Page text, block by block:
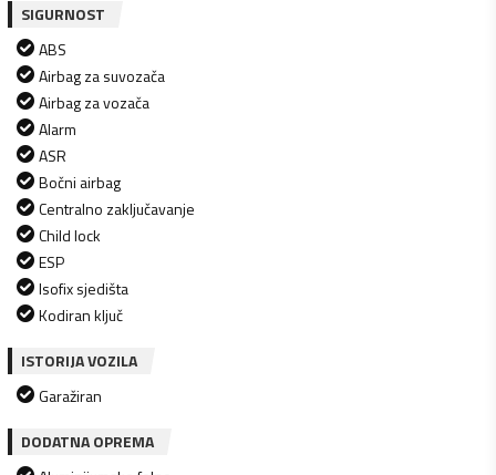
SIGURNOST
ABS
Airbag za suvozača
Airbag za vozača
Alarm
ASR
Bočni airbag
Centralno zaključavanje
Child lock
ESP
Isofix sjedišta
Kodiran ključ
ISTORIJA VOZILA
Garažiran
DODATNA OPREMA